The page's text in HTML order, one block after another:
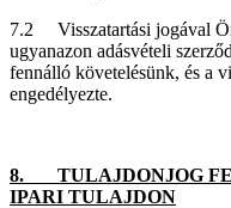
7.2 Visszatartási jogával
ugyanazon adásvételi
fennálló követelésünk, és a
engedélyezte.
8. TULAJDONJOG
IPARI TULAJDON